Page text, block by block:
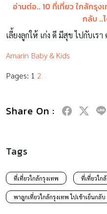
อ่านต่อ.. 10 ที่เที่ยว ใกล้กรุง
กลับ ..
เลี้ยงลูกให้ เก่ง ดี มีสุข ไปกับเร
Amarin Baby & Kids
Pages: 1 2
Share On :
Tags
ที่เที่ยวใกล้กรุงเทพ ที่เที่ยวใก
พาลูกเที่ยวใกล้กรุงเทพ ไปเช้าเย็นกลับ